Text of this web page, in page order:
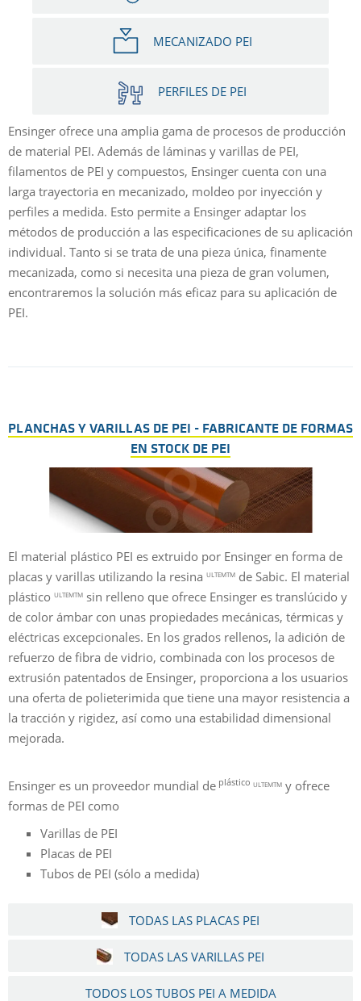
MECANIZADO PEI
PERFILES DE PEI
Ensinger ofrece una amplia gama de procesos de producción
de material PEI. Además de láminas y varillas de PEI,
filamentos de PEI y compuestos, Ensinger cuenta con una
larga trayectoria en mecanizado, moldeo por inyección y
perfiles a medida. Esto permite a Ensinger adaptar los
métodos de producción a las especificaciones de su aplicación
individual. Tanto si se trata de una pieza única, finamente
mecanizada, como si necesita una pieza de gran volumen,
encontraremos la solución más eficaz para su aplicación de
PEI.
PLANCHAS Y VARILLAS DE PEI - FABRICANTE DE FORMAS
EN STOCK DE PEI
El material plástico PEI es extruido por Ensinger en forma de
placas y varillas utilizando la resina ULTEMTM de Sabic. El material
plástico ULTEMTM sin relleno que ofrece Ensinger es translúcido y
de color ámbar con unas propiedades mecánicas, térmicas y
eléctricas excepcionales. En los grados rellenos, la adición de
refuerzo de fibra de vidrio, combinada con los procesos de
extrusión patentados de Ensinger, proporciona a los usuarios
una oferta de polieterimida que tiene una mayor resistencia a
la tracción y rigidez, así como una estabilidad dimensional
mejorada.
Ensinger es un proveedor mundial de plástico ULTEMTM y ofrece
formas de PEI como
Varillas de PEI
Placas de PEI
Tubos de PEI (sólo a medida)
TODAS LAS PLACAS PEI
TODAS LAS VARILLAS PEI
TODOS LOS TUBOS PEI A MEDIDA